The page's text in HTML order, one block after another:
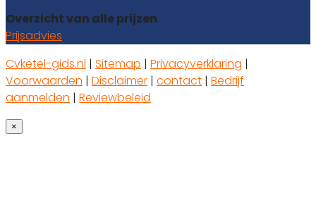
Overzicht van alle prijzen
Prijsadvies
Cvketel-gids.nl | Sitemap | Privacyverklaring |
Voorwaarden | Disclaimer | contact | Bedrijf
aanmelden | Reviewbeleid
×